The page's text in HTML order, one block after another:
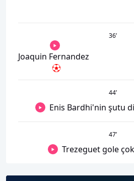
36’
Joaquin Fernandez
44’
Enis Bardhi'nin şutu
47’
Trezeguet gole